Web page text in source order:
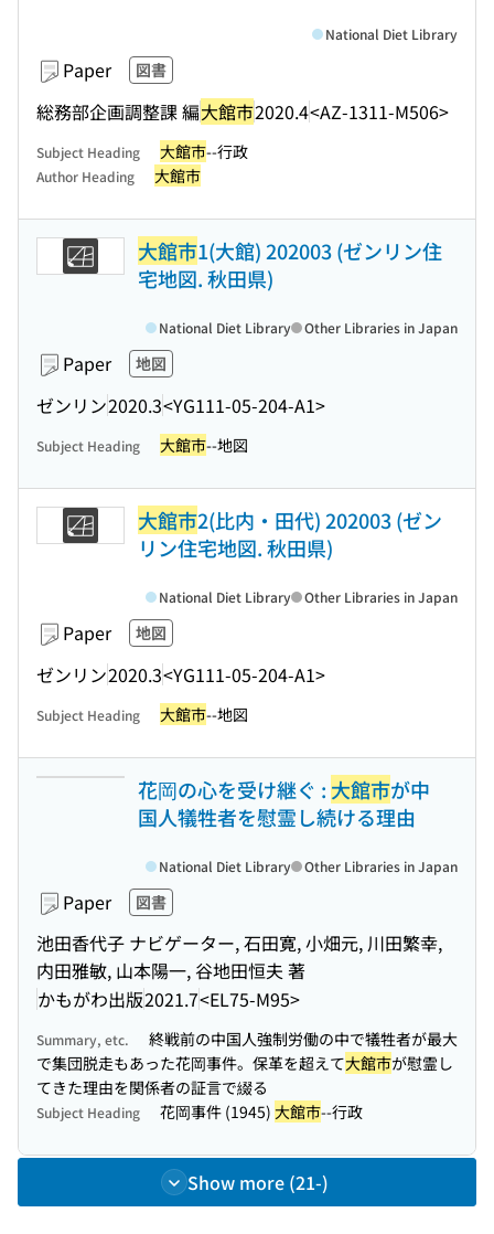
Paper 図書
総務部企画調整課 編大館市2020.4<AZ-1311-M506>
National Diet Library
Subject Heading 大館市--行政
Author Heading 大館市
大館市1(大館) 202003 (ゼンリン住
宅地図. 秋田県)
Paper 地図
ゼンリン2020.3<YG111-05-204-A1>
National Diet Library Other Libraries in Japan
Subject Heading 大館市--地図
大館市2(比内・田代) 202003 (ゼン
リン住宅地図. 秋田県)
Paper 地図
ゼンリン2020.3<YG111-05-204-A1>
National Diet Library Other Libraries in Japan
Subject Heading 大館市--地図
花岡の心を受け継ぐ : 大館市が中
国人犠牲者を慰霊し続ける理由
Paper 図書
池田香代子 ナビゲーター, 石田寛, 小畑元, 川田繁幸,
内田雅敏, 山本陽一, 谷地田恒夫 著
かもがわ出版2021.7<EL75-M95>
National Diet Library Other Libraries in Japan
Summary, etc.
終戦前の中国人強制労働の中で犠牲者が最大
で集団脱走もあった花岡事件。保革を超えて大館市が慰霊し
てきた理由を関係者の証言で綴る
Subject Heading 花岡事件 (1945) 大館市--行政
Show more (21-)